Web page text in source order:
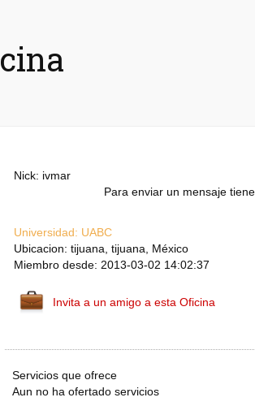
Nick: ivmar
Para enviar un mensaje
Universidad: UABC
Ubicacion: tijuana, tijuana, México
Miembro desde: 2013-03-02 14:02:37
Invita a un amigo a esta Oficina
Servicios que ofrece
Aun no ha ofertado servicios